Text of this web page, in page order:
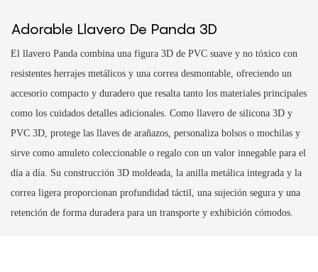
Adorable Llavero De Panda 3D
El llavero Panda combina una figura 3D de PVC suave y no tóxico con
resistentes herrajes metálicos y una correa desmontable, ofreciendo un
accesorio compacto y duradero que resalta tanto los materiales principales
como los cuidados detalles adicionales. Como llavero de silicona 3D y
PVC 3D, protege las llaves de arañazos, personaliza bolsos o mochilas y
sirve como amuleto coleccionable o regalo con un valor innegable para el
día a día. Su construcción 3D moldeada, la anilla metálica integrada y la
correa ligera proporcionan profundidad táctil, una sujeción segura y una
retención de forma duradera para un transporte y exhibición cómodos.